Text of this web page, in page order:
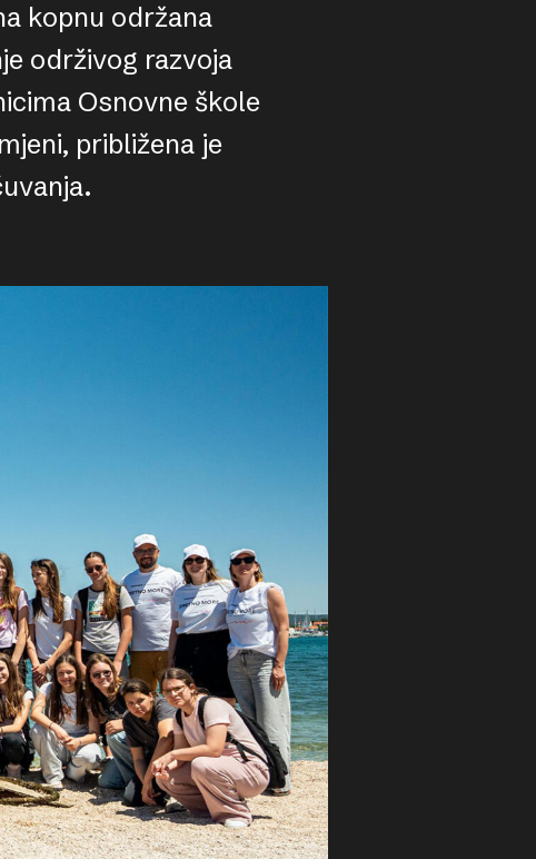
kopnu održana
održivog razvoja
Osnovne škole
približena je